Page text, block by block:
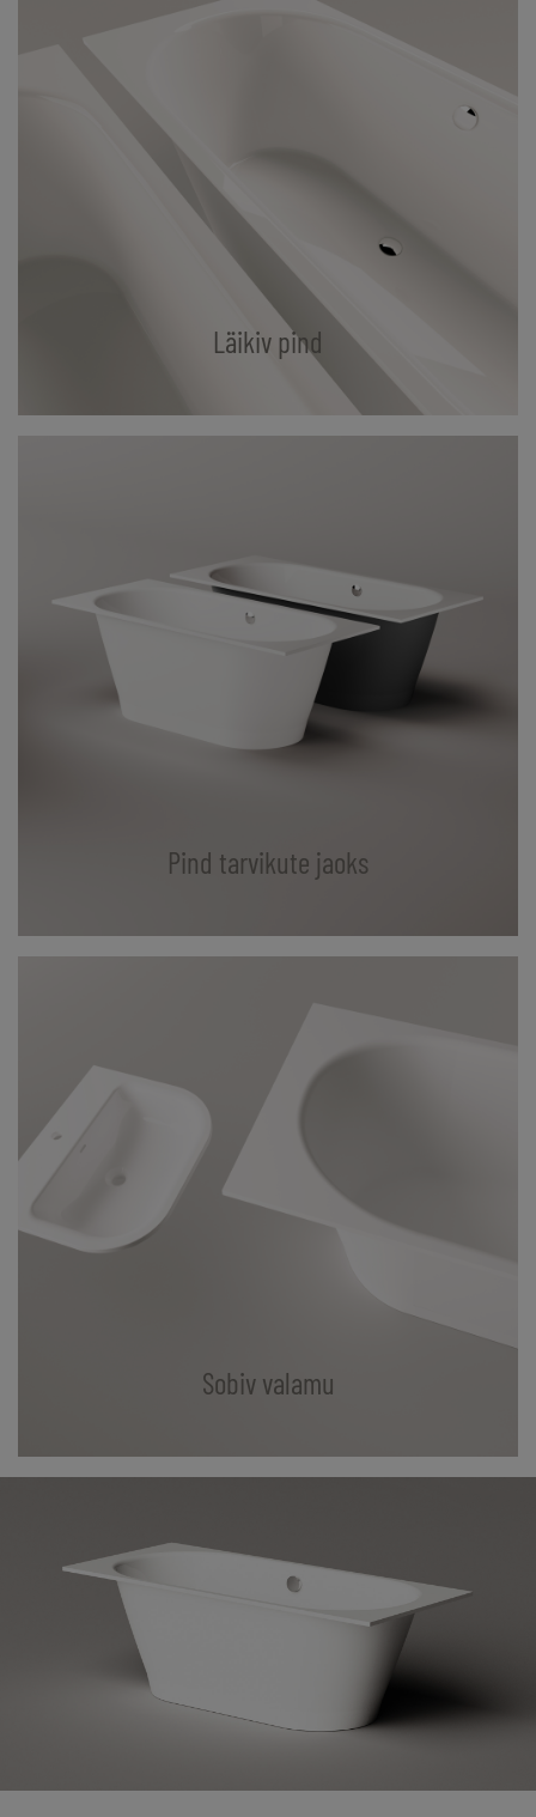
Läikiv pind
Pind tarvikute jaoks
Sobiv valamu